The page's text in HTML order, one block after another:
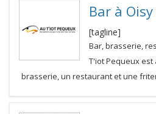
Bar à Oisy
[tagline]
Bar, brasserie,
T'iot Pequeux est
brasserie, un restaurant et une